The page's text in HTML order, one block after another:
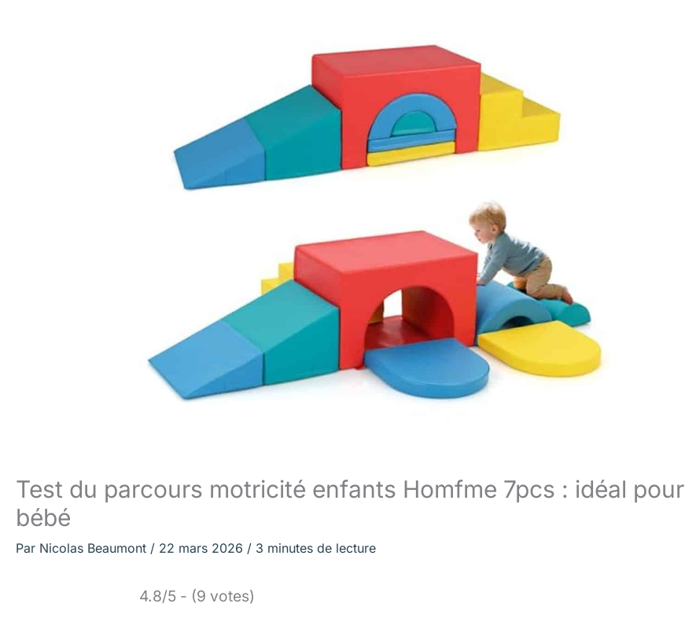
Test du parcours motricité enfants Homfme 7pcs : idéal pour
bébé
Par Nicolas Beaumont / 22 mars 2026 / 3 minutes de lecture
4.8/5 - (9 votes)